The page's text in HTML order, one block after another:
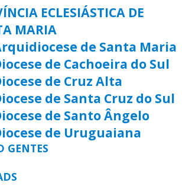
ECLESIÁSTICA DE
MARIA
de Santa Maria
de Cachoeira do Sul
de Cruz Alta
de Santa Cruz do Sul
de Santo Ângelo
de Uruguaiana
GENTES